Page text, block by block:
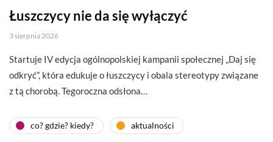
Łuszczycy nie da się wyłączyć
3 sierpnia 2026
Startuje IV edycja ogólnopolskiej kampanii społecznej „Daj się
odkryć”, która edukuje o łuszczycy i obala stereotypy związane
z tą chorobą. Tegoroczna odsłona…
co? gdzie? kiedy? aktualności